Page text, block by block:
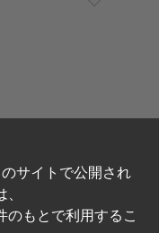
サイトで公開され
のもとで利用するこ